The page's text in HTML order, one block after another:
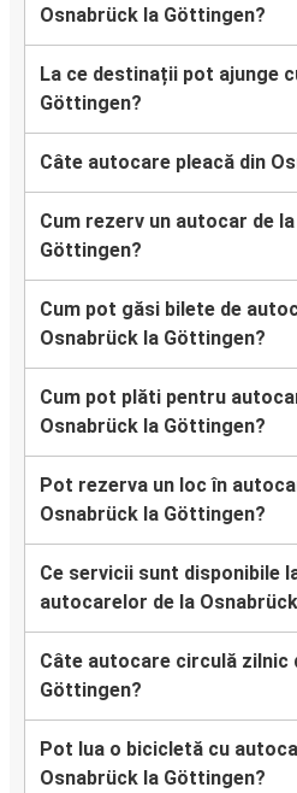
Osnabrück la Göttingen?
La ce destinații pot ajunge
Göttingen?
Câte autocare pleacă din
Cum rezerv un autocar de
Göttingen?
Cum pot găsi bilete de
Osnabrück la Göttingen?
Cum pot plăti pentru
Osnabrück la Göttingen?
Pot rezerva un loc în
Osnabrück la Göttingen?
Ce servicii sunt disponibile
autocarelor de la
Câte autocare circulă zilnic
Göttingen?
Pot lua o bicicletă cu
Osnabrück la Göttingen?